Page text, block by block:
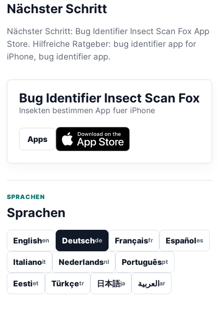
Nächster Schritt
Nächster Schritt: Bug Identifier Insect Scan Fox App
Store. Hilfreiche Ratgeber: bug identifier app for
iPhone, bug identifier app.
Bug Identifier Insect Scan Fox
Insekten bestimmen App fuer iPhone
Apps
SPRACHEN
Sprachen
Englishen Deutschde Françaisfr Españoles
Italianoit Nederlandsnl Portuguêspt
Eestiet Türkçetr 日本語ja العربيةar